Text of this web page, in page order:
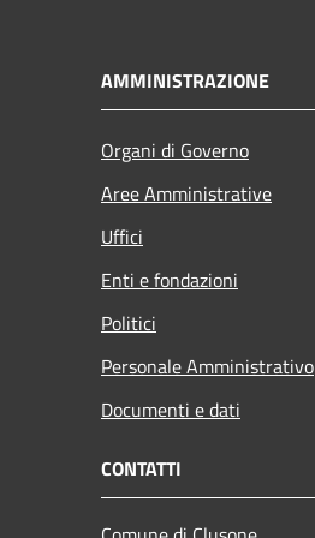
AMMINISTRAZIONE
Organi di Governo
Aree Amministrative
Uffici
Enti e fondazioni
Politici
Personale Amministrativo
Documenti e dati
CONTATTI